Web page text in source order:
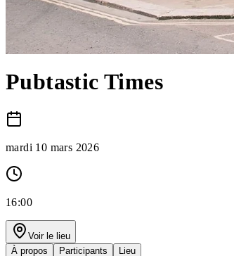
Pubtastic Times
mardi 10 mars 2026
16:00
Voir le lieu
À propos
Participants Lieu